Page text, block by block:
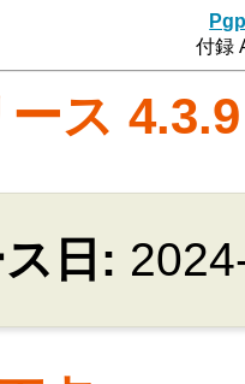
付録
ス 4.3.9
日: